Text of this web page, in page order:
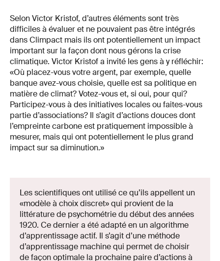
Selon Victor Kristof, d’autres éléments sont très
difficiles à évaluer et ne pouvaient pas être intégrés
dans Climpact mais ils ont potentiellement un impact
important sur la façon dont nous gérons la crise
climatique. Victor Kristof a invité les gens à y réfléchir:
«Où placez-vous votre argent, par exemple, quelle
banque avez-vous choisie, quelle est sa politique en
matière de climat? Votez-vous et, si oui, pour qui?
Participez-vous à des initiatives locales ou faites-vous
partie d’associations? Il s’agit d’actions douces dont
l’empreinte carbone est pratiquement impossible à
mesurer, mais qui ont potentiellement le plus grand
impact sur sa diminution.»
Les scientifiques ont utilisé ce qu’ils appellent un
«modèle à choix discret» qui provient de la
littérature de psychométrie du début des années
1920. Ce dernier a été adapté en un algorithme
d’apprentissage actif. Il s’agit d’une méthode
d’apprentissage machine qui permet de choisir
de façon optimale la prochaine paire d’actions à